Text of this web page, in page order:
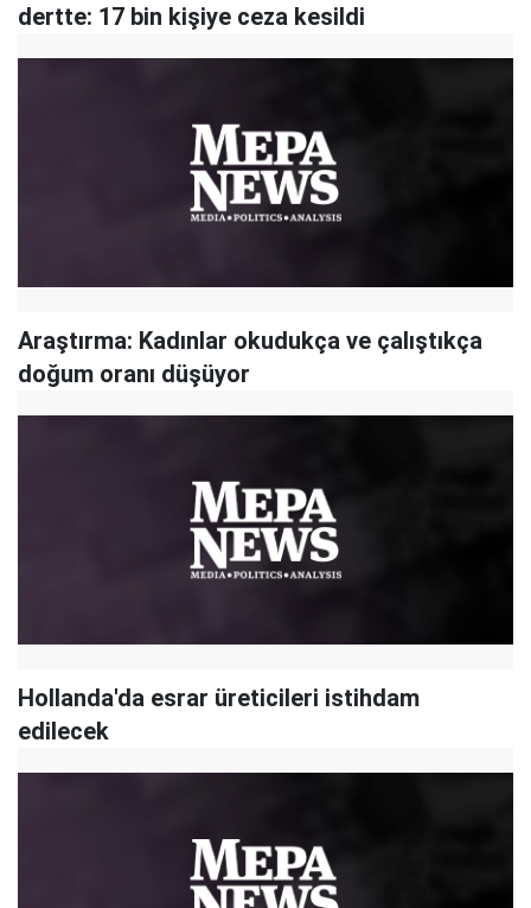
dertte: 17 bin kişiye ceza kesildi
Araştırma: Kadınlar okudukça ve çalıştıkça
doğum oranı düşüyor
Hollanda'da esrar üreticileri istihdam
edilecek